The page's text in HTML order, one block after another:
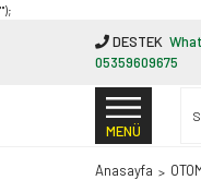
"');
DESTEK
05359609675
MENÜ
Anasayfa